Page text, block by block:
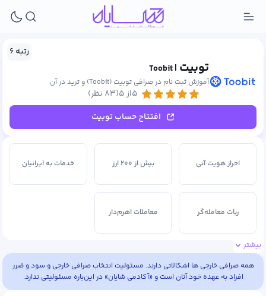
رتبه ۶
توبیت | Toobit
آموزش ثبت نام در صرافی توبیت (Toobit) و ترید در آن
۵از ۵
(۸۳ نظر)
افتتاح حساب توبیت
احراز هویت آنی بیش از ۲۰۰ ارز خدمات به ایرانیان
ربات معامله‌گر معاملات اهرم‌دار
بیشتر
همه صرافی خارجی ها اشکالاتی دارند. مسئولیت انتخاب صرافی خارجی و سود و ضرر
افراد به عهده خود آنان است و «آکادمی شایان» در این‌باره مسئولیتی ندارد.